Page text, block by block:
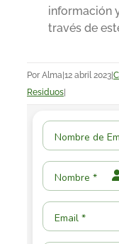
información
través de
Por Alma|12 abril 2023|
Residuos|